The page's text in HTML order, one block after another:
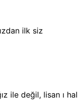
ilk siz
ile değil, lisan ı hal